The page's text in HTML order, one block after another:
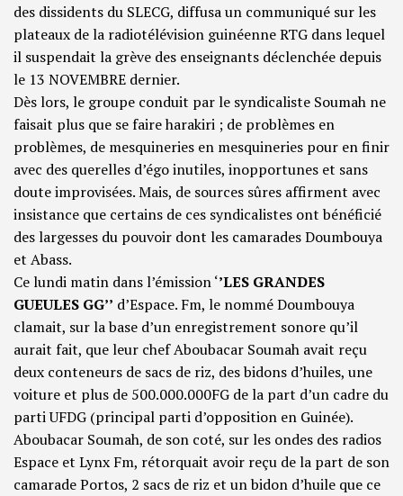
des dissidents du SLECG, diffusa un communiqué sur les
plateaux de la radiotélévision guinéenne RTG dans lequel
il suspendait la grève des enseignants déclenchée depuis
le 13 NOVEMBRE dernier.
Dès lors, le groupe conduit par le syndicaliste Soumah ne
faisait plus que se faire harakiri ; de problèmes en
problèmes, de mesquineries en mesquineries pour en finir
avec des querelles d’égo inutiles, inopportunes et sans
doute improvisées. Mais, de sources sûres affirment avec
insistance que certains de ces syndicalistes ont bénéficié
des largesses du pouvoir dont les camarades Doumbouya
et Abass.
Ce lundi matin dans l’émission ‘’LES GRANDES
GUEULES GG’’ d’Espace. Fm, le nommé Doumbouya
clamait, sur la base d’un enregistrement sonore qu’il
aurait fait, que leur chef Aboubacar Soumah avait reçu
deux conteneurs de sacs de riz, des bidons d’huiles, une
voiture et plus de 500.000.000FG de la part d’un cadre du
parti UFDG (principal parti d’opposition en Guinée).
Aboubacar Soumah, de son coté, sur les ondes des radios
Espace et Lynx Fm, rétorquait avoir reçu de la part de son
camarade Portos, 2 sacs de riz et un bidon d’huile que ce